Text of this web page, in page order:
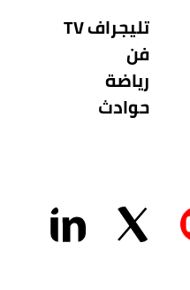
تليجراف TV
فن
رياضة
حوادث